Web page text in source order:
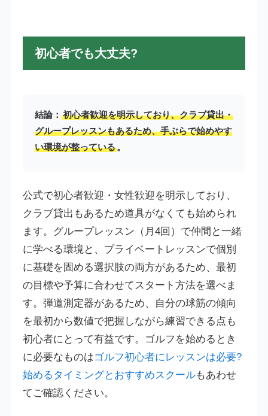
初心者でも大丈夫?
結論： 初心者歓迎を明示しており、クラブ貸出・
グループレッスンもあるため、手ぶらで始めやす
い環境が整っている。
公式で初心者歓迎・女性歓迎を明示しており、
クラブ貸出もあるため道具がなくても始められ
ます。グループレッスン（月4回）で仲間と一緒
に学べる環境と、プライベートレッスンで個別
に基礎を固める選択肢の両方があるため、最初
の目標や予算に合わせてスタート方法を選べま
す。弾道測定器があるため、自分の球筋の傾向
を最初から数値で把握しながら練習できる点も
初心者にとって有益です。ゴルフを始めるとき
に必要なものはゴルフ初心者にレッスンは必要?
始めるタイミングとおすすめスクールもあわせ
てご確認ください。